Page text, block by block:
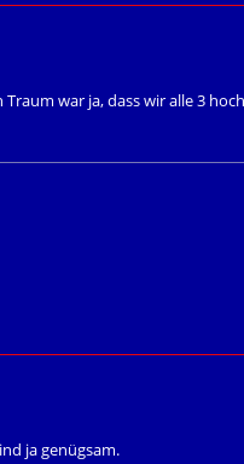
war ja, dass wir alle 3
ja genügsam.